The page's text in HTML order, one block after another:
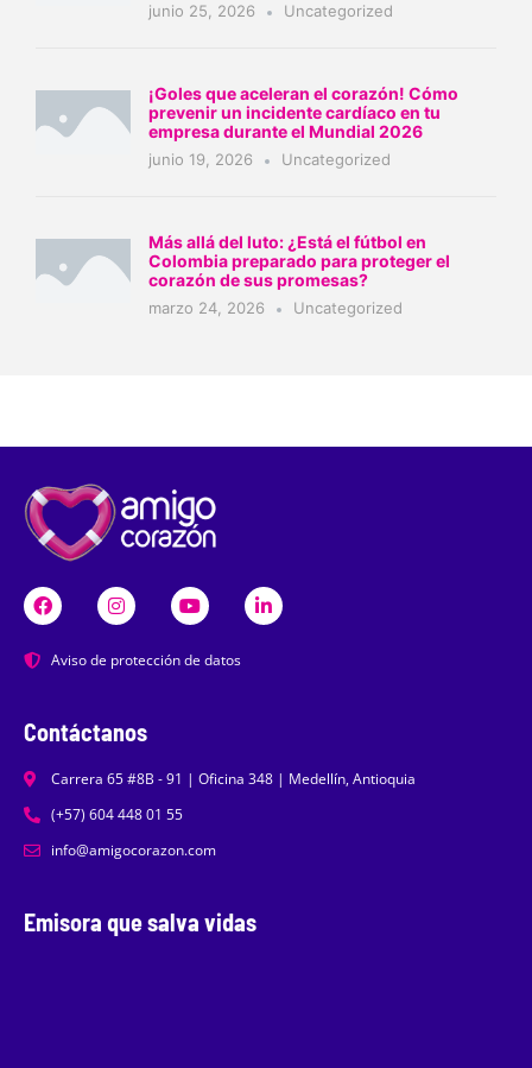
junio 25, 2026 Uncategorized
¡Goles que aceleran el corazón! Cómo
prevenir un incidente cardíaco en tu
empresa durante el Mundial 2026
junio 19, 2026 Uncategorized
Más allá del luto: ¿Está el fútbol en
Colombia preparado para proteger el
corazón de sus promesas?
marzo 24, 2026 Uncategorized
Aviso de protección de datos
Contáctanos
Carrera 65 #8B - 91 | Oficina 348 | Medellín, Antioquia
(+57) 604 448 01 55
info@amigocorazon.com
Emisora que salva vidas